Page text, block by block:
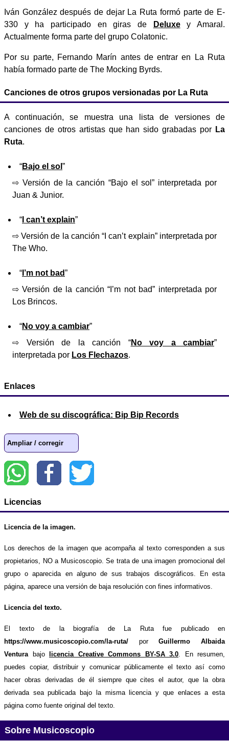
Iván González después de dejar La Ruta formó parte de E-
330 y ha participado en giras de
Deluxey Amaral.
Actualmente forma parte del grupo Colatonic.
Por su parte, Fernando Marín antes de entrar en La Ruta
había formado parte de The Mocking Byrds.
Canciones de otros grupos versionadas por La Ruta
A continuación, se muestra una lista de versiones de
canciones de otros artistas que han sido grabadas por La
Ruta.
“Bajo el sol ”
⇨ Versión de la canción “Bajo el sol” interpretada por
Juan & Junior.
“ I can’t explain”
⇨ Versión de la canción “I can’t explain” interpretada por
The Who.
“ I’m not bad”
⇨ Versión de la canción “I’m not bad” interpretada por
Los Brincos.
“No voy a cambiar”
⇨ Versión de la canción “No voy a cambiar”
interpretada por Los Flechazos.
Enlaces
Web de su discográfica: Bip Bip Records
Ampliar / corregir
Licencias
Licencia de la imagen.
Los derechos de la imagen que acompaña al texto corresponden a sus
propietarios, NO a Musicoscopio. Se trata de una imagen promocional del
grupo o aparecida en alguno de sus trabajos discográficos. En esta
página, aparece una versión de baja resolución con fines informativos.
Licencia del texto.
El texto de la biografía de La Ruta fue publicado en
https://www.musicoscopio.com/la-ruta/ porGuillermo Albaida
Venturabajo licencia Creative Commons BY-SA 3.0. En resumen,
puedes copiar, distribuir y comunicar públicamente el texto así como
hacer obras derivadas de él siempre que cites el autor, que la obra
derivada sea publicada bajo la misma licencia y que enlaces a esta
página como fuente original del texto.
Sobre Musicoscopio